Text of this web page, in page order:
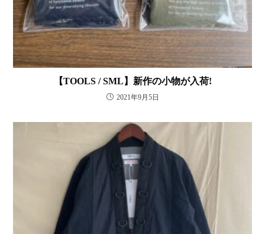
【TOOLS / SML】新作の小物が入荷!
2021年9月5日